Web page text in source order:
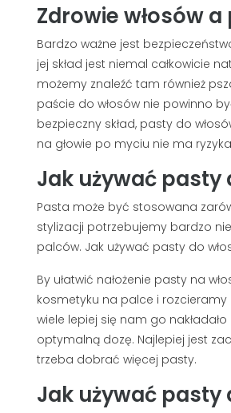
Zdrowie włosów
Bardzo ważne jest
jej skład jest niemal całkowicie
możemy znaleźć tam również
paście do włosów nie powinno
bezpieczny skład, pasty do
na głowie po myciu nie ma
Jak używać pasty
Pasta może być stosowana
stylizacji potrzebujemy bardzo
palców. Jak używać pasty do
By ułatwić nałożenie pasty na
kosmetyku na palce i rozcieramy
wiele lepiej się nam go
optymalną dozę. Najlepiej jest
trzeba dobrać więcej pasty.
Jak używać pasty